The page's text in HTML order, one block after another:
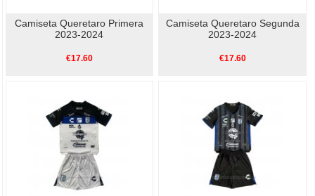
Camiseta Queretaro Primera
2023-2024
€17.60
Camiseta Queretaro Segunda
2023-2024
€17.60